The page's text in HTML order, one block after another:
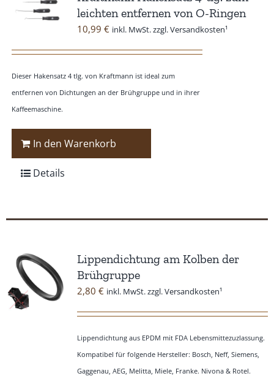
leichten entfernen von O-Ringen
10,99 € inkl. MwSt. zzgl. Versandkosten¹
Dieser Hakensatz 4 tlg. von Kraftmann ist ideal zum
entfernen von Dichtungen an der Brühgruppe und in ihrer
Kaffeemaschine.
In den Warenkorb
Details
Lippendichtung am Kolben der
Brühgruppe
2,80 € inkl. MwSt. zzgl. Versandkosten¹
Lippendichtung aus EPDM mit FDA Lebensmittezuzlassung.
Kompatibel für folgende Hersteller: Bosch, Neff, Siemens,
Gaggenau, AEG, Melitta, Miele, Franke. Nivona & Rotel.